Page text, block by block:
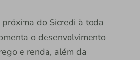
do Sicredi à toda
o desenvolvimento
e renda, além da